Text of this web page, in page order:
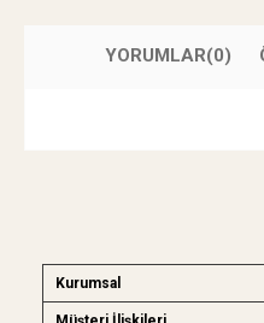
YORUMLAR(0)
Kurumsal